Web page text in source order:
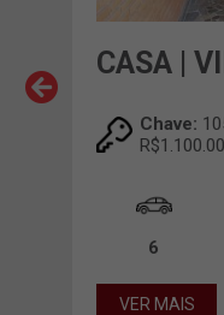
CASA |
Chave:
6
VER MAIS